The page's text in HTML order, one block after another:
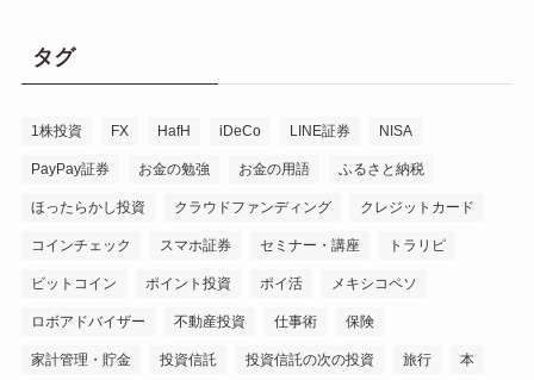
タグ
1株投資 FX HafH iDeCo LINE証券 NISA
PayPay証券 お金の勉強 お金の用語 ふるさと納税
ほったらかし投資 クラウドファンディング クレジットカード
コインチェック スマホ証券 セミナー・講座 トラリピ
ビットコイン ポイント投資 ポイ活 メキシコペソ
ロボアドバイザー 不動産投資 仕事術 保険
家計管理・貯金 投資信託 投資信託の次の投資 旅行 本